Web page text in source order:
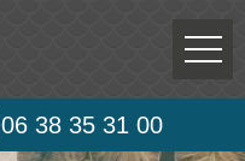
06 38 35 31 00